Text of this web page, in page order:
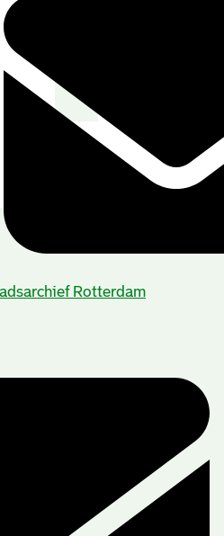
Rotterdam